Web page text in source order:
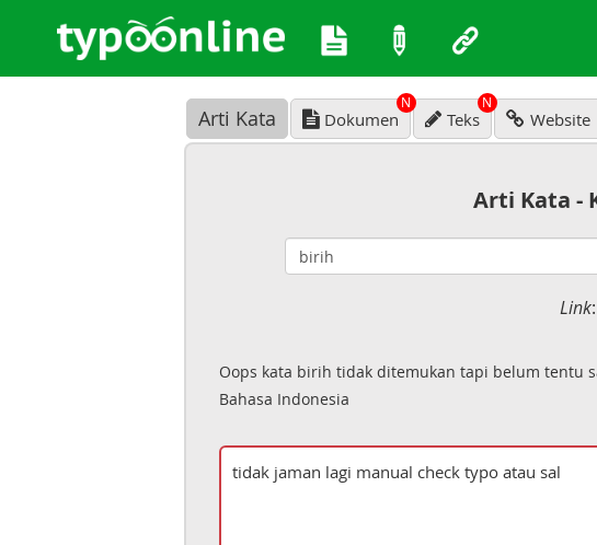
Arti Kata Dokumen
N
Teks
N
Website
Arti Kata -
Link:
Oops kata birih tidak ditemukan tapi belum tentu
Bahasa Indonesia